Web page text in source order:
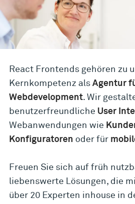
React Frontends gehören zu
Kernkompetenz als Agentur
Webdevelopment. Wir
benutzerfreundliche User
Webanwendungen wie
Konfiguratoren oder für
Freuen Sie sich auf früh
liebenswerte Lösungen, die
über 20 Experten inhouse in